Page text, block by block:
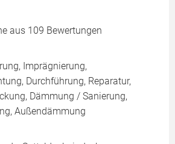
aus 109 Bewertungen
Imprägnierung,
Durchführung, Reparatur,
Dämmung / Sanierung,
Außendämmung